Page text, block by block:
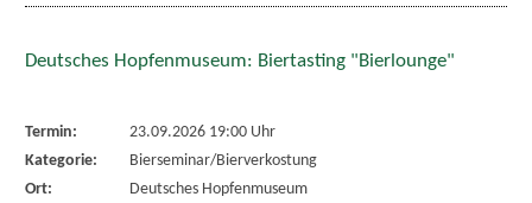
Deutsches Hopfenmuseum: Biertasting "Bierlounge"
Termin:
23.09.2026 19:00 Uhr
Kategorie:
Bierseminar/Bierverkostung
Ort:
Deutsches Hopfenmuseum